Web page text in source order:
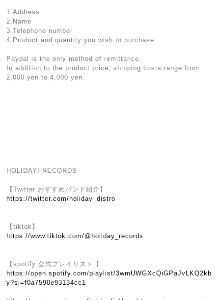
1.Address
2.Name
3.Telephone number
4.Product and quantity you wish to purchase
Paypal is the only method of remittance.
In addition to the product price, shipping costs range from
2,000 yen to 4,000 yen.
HOLIDAY! RECORDS
【Twitter おすすめバンド紹介】
https://twitter.com/holiday_distro
【tiktok】
https://www.tiktok.com/@holiday_records
【spotify 公式プレイリスト 】
https://open.spotify.com/playlist/3wmUWGXcQiGPaJvLKQ2kb
y?si=f0a7590e93134cc1